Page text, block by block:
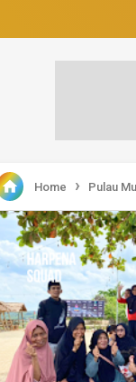
 Home › Pulau